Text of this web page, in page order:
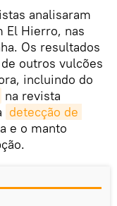
analisaram
El Hierro, nas
Os resultados
outros vulcões
incluindo do
na revista
detecção de
e o manto